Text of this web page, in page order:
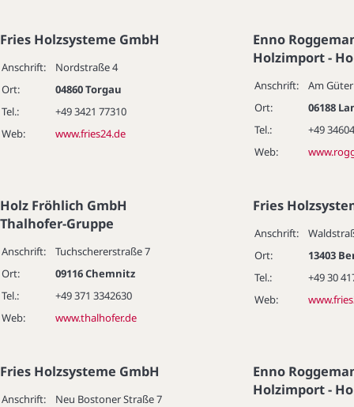
Fries Holzsysteme GmbH
Anschrift:
Nordstraße 4
Ort:
04860 Torgau
Tel.:
+49 3421 77310
Web:
www.fries24.de
Enno
Holzimport -
Anschrift:
Am
Ort:
06188
Tel.:
+49
Web:
Holz Fröhlich GmbH
Thalhofer-Gruppe
Anschrift:
Tuchschererstraße 7
Ort:
09116 Chemnitz
Tel.:
+49 371 3342630
Web:
www.thalhofer.de
Fries
Anschrift:
Ort:
13403
Tel.:
+49 30
Web:
Fries Holzsysteme GmbH
Anschrift:
Neu Bostoner Straße 7
Enno
Holzimport -